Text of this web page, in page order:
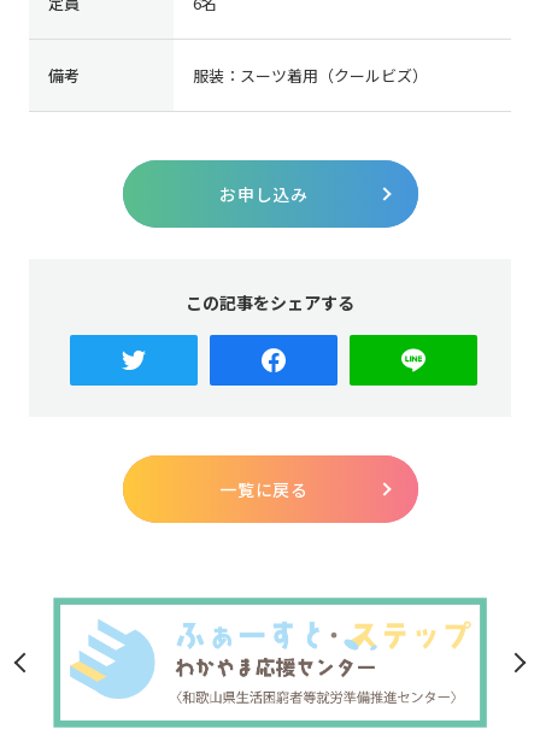
備考 服装：スーツ着用（クールビズ）
お申し込み
この記事をシェアする
一覧に戻る